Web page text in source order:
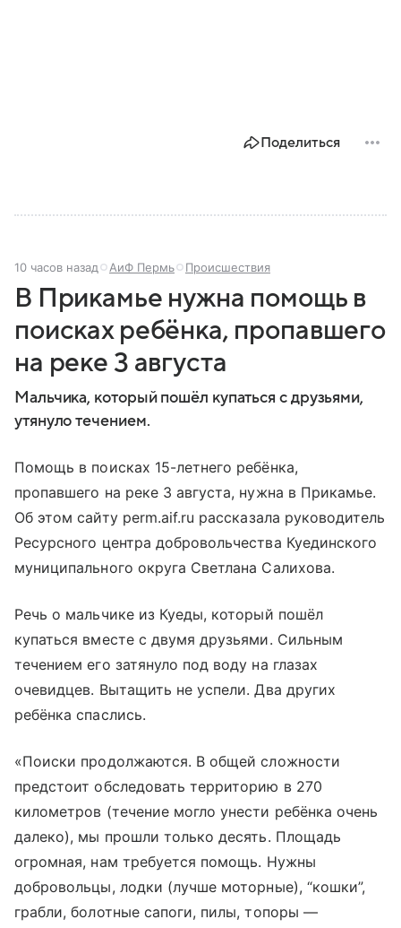
Поделиться
10 часов назад АиФ Пермь Происшествия
В Прикамье нужна помощь в
поисках ребёнка, пропавшего
на реке 3 августа
Мальчика, который пошёл купаться с друзьями,
утянуло течением.
Помощь в поисках 15-летнего ребёнка,
пропавшего на реке 3 августа, нужна в Прикамье.
Об этом сайту perm.aif.ru рассказала руководитель
Ресурсного центра добровольчества Куединского
муниципального округа Светлана Салихова.
Речь о мальчике из Куеды, который пошёл
купаться вместе с двумя друзьями. Сильным
течением его затянуло под воду на глазах
очевидцев. Вытащить не успели. Два других
ребёнка спаслись.
«Поиски продолжаются. В общей сложности
предстоит обследовать территорию в 270
километров (течение могло унести ребёнка очень
далеко), мы прошли только десять. Площадь
огромная, нам требуется помощь. Нужны
добровольцы, лодки (лучше моторные), “кошки”,
грабли, болотные сапоги, пилы, топоры —